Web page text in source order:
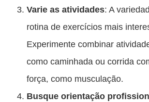
Varie as atividades: A
rotina de exercícios mais
Experimente combinar
como caminhada ou corrida
força, como musculação.
Busque orientação